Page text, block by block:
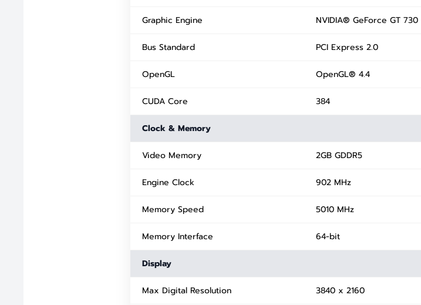
Graphic Engine NVIDIA® GeForce GT 730
Bus Standard PCI Express 2.0
OpenGL OpenGL® 4.4
CUDA Core 384
Clock & Memory
Video Memory 2GB GDDR5
Engine Clock 902 MHz
Memory Speed 5010 MHz
Memory Interface 64-bit
Display
Max Digital Resolution 3840 x 2160